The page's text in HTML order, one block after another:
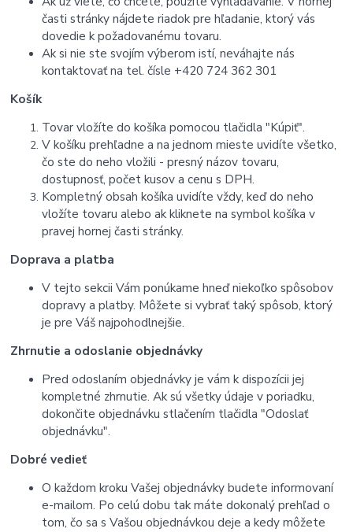
časti stránky nájdete riadok pre hľadanie, ktorý vás
dovedie k požadovanému tovaru.
Ak si nie ste svojím výberom istí,neváhajte nás
kontaktovať na tel. čísle +420 724 362 301
Košík
Tovar vložíte do košíka pomocou tlačidla "Kúpiť".
V košíku prehľadne a na jednom mieste uvidíte všetko,
čo ste do neho vložili - presný názov tovaru,
dostupnosť, počet kusov a cenu s DPH.
Kompletný obsah košíka uvidíte vždy, keď do neho
vložíte tovaru alebo ak kliknete na symbol košíka v
pravej hornej časti stránky.
Doprava a platba
V tejto sekcii Vám ponúkame hneď niekoľko spôsobov
dopravy a platby. Môžete si vybrať taký spôsob, ktorý
je pre Váš najpohodlnejšie.
Zhrnutie a odoslanie objednávky
Pred odoslaním objednávky je vám k dispozícii jej
kompletné zhrnutie. Ak sú všetky údaje v poriadku,
dokončite objednávku stlačením tlačidla "Odoslať
objednávku".
Dobré vedieť
O každom kroku Vašej objednávky budete informovaní
e-mailom. Po celú dobu tak máte dokonalý prehľad o
tom, čo sa s Vašou objednávkou deje a kedy môžete